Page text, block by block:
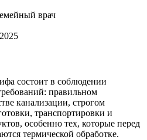
врач
состоит в соблюдении
правильном
канализации, строгом
транспортировки и
особенно тех, которые перед
термической обработке.